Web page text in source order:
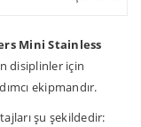
Mini Stainless
disiplinler için
ekipmandır.
şu şekildedir: